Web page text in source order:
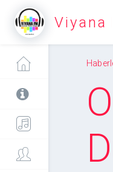
Viyana